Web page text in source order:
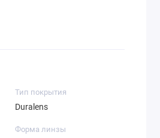
Тип покрытия
Duralens
Форма линзы